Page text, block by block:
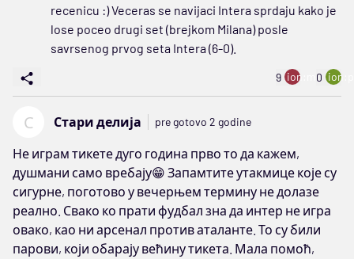
recenicu :) Veceras se navijaci Intera sprdaju kako je
lose poceo drugi set (brejkom Milana) posle
savrsenog prvog seta Intera (6-0).
9 ion:minus
0
С Стари делија pre gotovo 2 godine
Не играм тикете дуго година прво то да кажем,
душмани само вребају😁 Запамтите утакмице које су
сигурне, поготово у вечерњем термину не долазе
реално. Свако ко прати фудбал зна да интер не игра
овако, као ни арсенал против аталанте. То су били
парови, који обарају већину тикета. Мала помоћ,